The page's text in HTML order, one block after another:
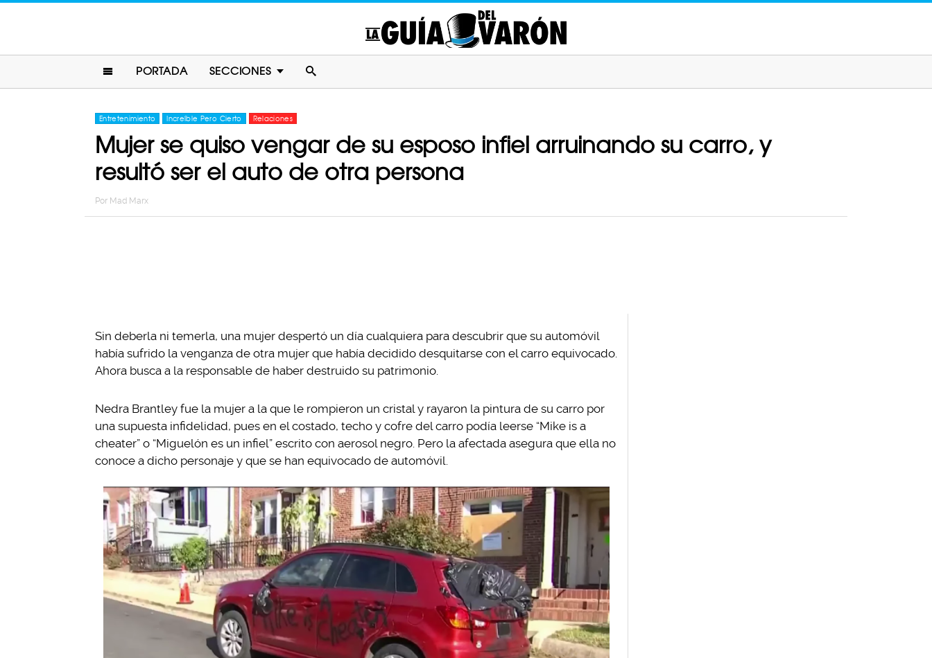
PORTADA SECCIONES
Entretenimiento Increíble Pero Cierto Relaciones
Mujer se quiso vengar de su esposo infiel arruinando su carro, y
resultó ser el auto de otra persona
Por Mad Marx
Sin deberla ni temerla, una mujer despertó un día cualquiera para descubrir que su automóvil
había sufrido la venganza de otra mujer que había decidido desquitarse con el carro equivocado.
Ahora busca a la responsable de haber destruido su patrimonio.
Nedra Brantley fue la mujer a la que le rompieron un cristal y rayaron la pintura de su carro por
una supuesta infidelidad, pues en el costado, techo y cofre del carro podía leerse “Mike is a
cheater” o “Miguelón es un infiel” escrito con aerosol negro. Pero la afectada asegura que ella no
conoce a dicho personaje y que se han equivocado de automóvil.